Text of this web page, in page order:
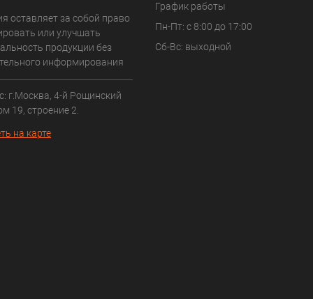
оставляет за собой право
или улучшать
продукции без
информирования
г.Москва, 4-й Рощинский
19, строение 2.
на карте
График работы
Пн-Пт: с 8:00 до 17:00
Сб-Вс: выходной